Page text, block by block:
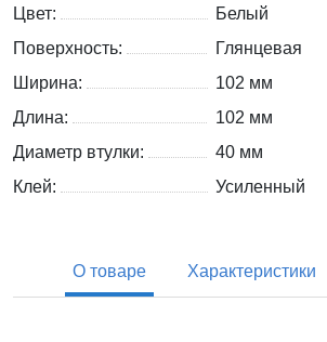
Цвет:
Белый
Поверхность:
Глянцевая
Ширина:
102 мм
Длина:
102 мм
Диаметр втулки:
40 мм
Клей:
Усиленный
О товаре Характеристики